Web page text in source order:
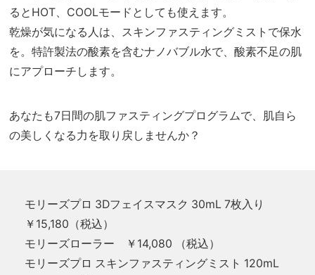
るとHOT、COOLモードとしても使えます。
乾燥が気になる人は、スキンファスティングミストで保水
を。特許製法の酸素を含むナノバブル水で、酸素不足の肌
にアプローチします。
あなたも7日間の肌ファスティングプログラムで、肌自ら
の美しくなる力を取り戻しませんか？
モリーズプロ 3Dフェイスマスク 30mL 7枚入り
￥15,180（税込）
モリーズローラー ￥14,080 （税込）
モリーズプロ スキンファスティングミスト 120mL